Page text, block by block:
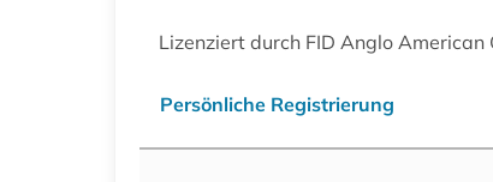
Lizenziert durch FID Anglo
Persönliche Registrierung